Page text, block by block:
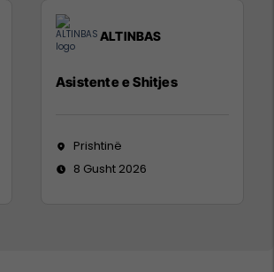
ALTINBAS
Asistente e Shitjes
Prishtinë
8 Gusht 2026